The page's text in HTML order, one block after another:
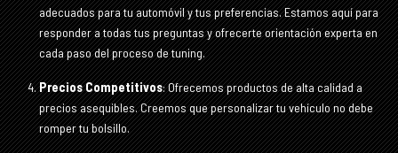
adecuados para tu automóvil y tus preferencias. Estamos aquí para
responder a todas tus preguntas y ofrecerte orientación experta en
cada paso del proceso de tuning.
Precios Competitivos: Ofrecemos productos de alta calidad a
precios asequibles. Creemos que personalizar tu vehículo no debe
romper tu bolsillo.